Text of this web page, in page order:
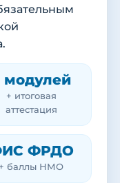
модулей
+ итоговая
аттестация
ФРДО
+ баллы НМО